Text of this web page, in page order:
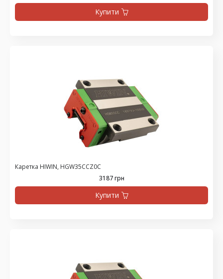
Купити
Каретка HIWIN, HGW35CCZ0C
3187 грн
Купити